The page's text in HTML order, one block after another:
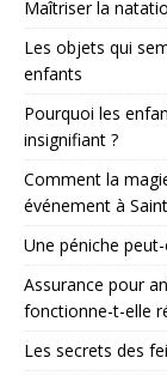
Maîtriser la
Les objets qui
enfants
Pourquoi les
insignifiant ?
Comment la
événement à
Une péniche
Assurance pour
fonctionne-t-elle
Les secrets des